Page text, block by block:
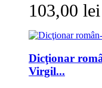
103,00 lei
Dicţionar
Virgil...